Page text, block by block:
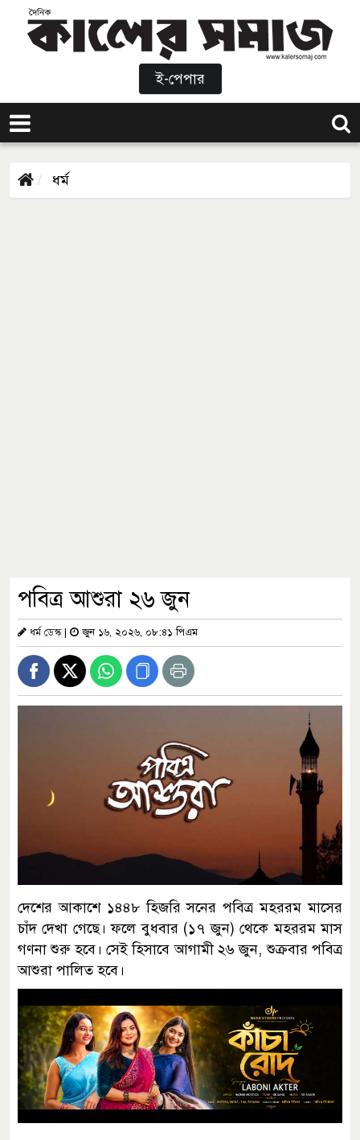
ই-পেপার
ধর্ম
পবিত্র আশুরা ২৬ জুন
ধর্ম ডেস্ক| জুন ১৬, ২০২৬, ০৮:৪১ পিএম
দেশের আকাশে ১৪৪৮ হিজরি সনের পবিত্র মহররম মাসের
চাঁদ দেখা গেছে। ফলে বুধবার (১৭ জুন) থেকে মহররম মাস
গণনা শুরু হবে। সেই হিসাবে আগামী ২৬ জুন, শুক্রবার পবিত্র
আশুরা পালিত হবে।